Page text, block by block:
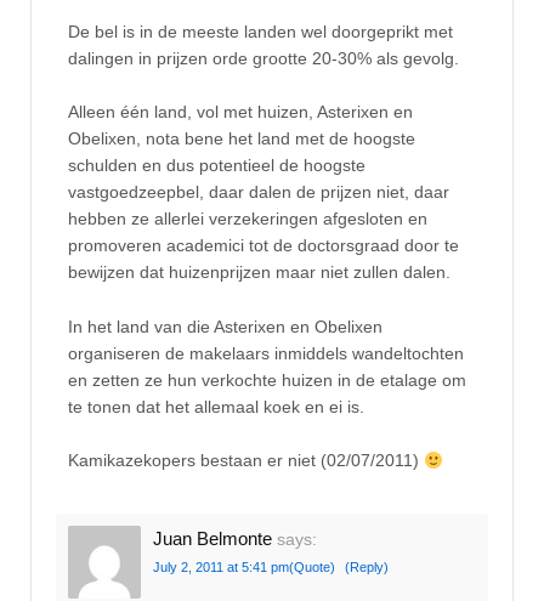
De bel is in de meeste landen wel doorgeprikt met
dalingen in prijzen orde grootte 20-30% als gevolg.
Alleen één land, vol met huizen, Asterixen en
Obelixen, nota bene het land met de hoogste
schulden en dus potentieel de hoogste
vastgoedzeepbel, daar dalen de prijzen niet, daar
hebben ze allerlei verzekeringen afgesloten en
promoveren academici tot de doctorsgraad door te
bewijzen dat huizenprijzen maar niet zullen dalen.
In het land van die Asterixen en Obelixen
organiseren de makelaars inmiddels wandeltochten
en zetten ze hun verkochte huizen in de etalage om
te tonen dat het allemaal koek en ei is.
Kamikazekopers bestaan er niet (02/07/2011)
Juan Belmonte says:
July 2, 2011 at 5:41 pm(Quote) (Reply)